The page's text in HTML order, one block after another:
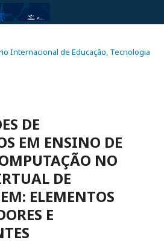
Internacional de Educação, Tecnologia
DE
EM ENSINO DE
NO
DE
ELEMENTOS
E